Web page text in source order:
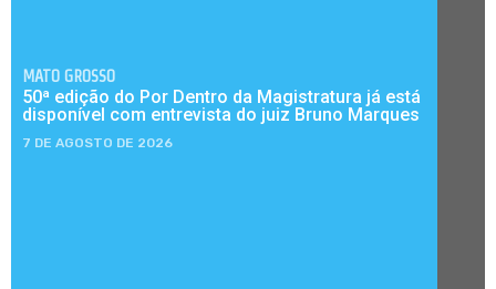
MATO GROSSO
50ª edição do Por Dentro da Magistratura já está
disponível com entrevista do juiz Bruno Marques
7 DE AGOSTO DE 2026